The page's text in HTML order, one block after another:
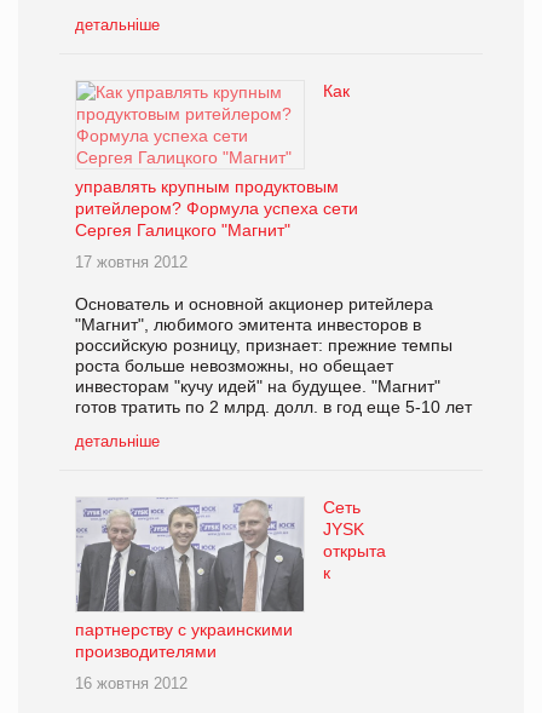
детальніше
Как
управлять крупным продуктовым
ритейлером? Формула успеха сети
Сергея Галицкого "Магнит"
17 жовтня 2012
Основатель и основной акционер ритейлера
"Магнит", любимого эмитента инвесторов в
российскую розницу, признает: прежние темпы
роста больше невозможны, но обещает
инвесторам "кучу идей" на будущее. "Магнит"
готов тратить по 2 млрд. долл. в год еще 5-10 лет
детальніше
Сеть
JYSK
открыта
к
партнерству с украинскими
производителями
16 жовтня 2012